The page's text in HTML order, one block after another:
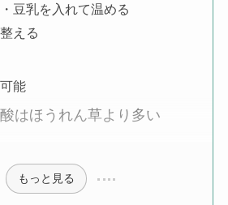
豆乳を入れて温める
える
能
はほうれん草より多い
もっと見る